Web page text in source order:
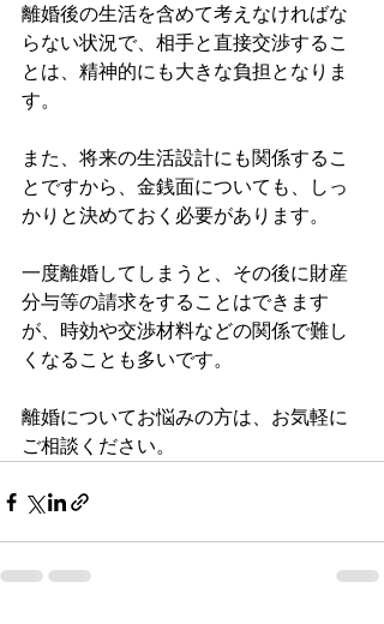
離婚後の生活を含めて考えなければな
らない状況で、相手と直接交渉するこ
とは、精神的にも大きな負担となりま
す。
また、将来の生活設計にも関係するこ
とですから、金銭面についても、しっ
かりと決めておく必要があります。
一度離婚してしまうと、その後に財産
分与等の請求をすることはできます
が、時効や交渉材料などの関係で難し
くなることも多いです。
離婚についてお悩みの方は、お気軽に
ご相談ください。